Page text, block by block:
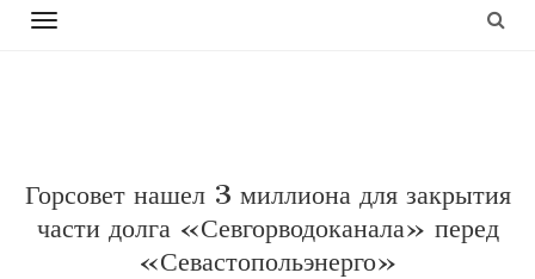
Toggle
Горсовет нашел 3 миллиона для закрытия
части долга «Севгорводоканала» перед
«Севастопольэнерго»